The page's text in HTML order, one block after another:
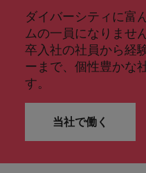
ダイバーシティに富
ムの一員になりませ
卒入社の社員から経
ーまで、個性豊かな
す。
当社で働く